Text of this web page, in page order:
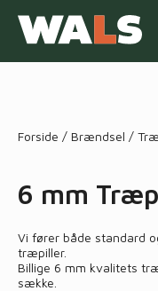
Forside / Brændsel /
6 mm
Vi fører både standard
træpiller.
Billige 6 mm kvalitets
sække.